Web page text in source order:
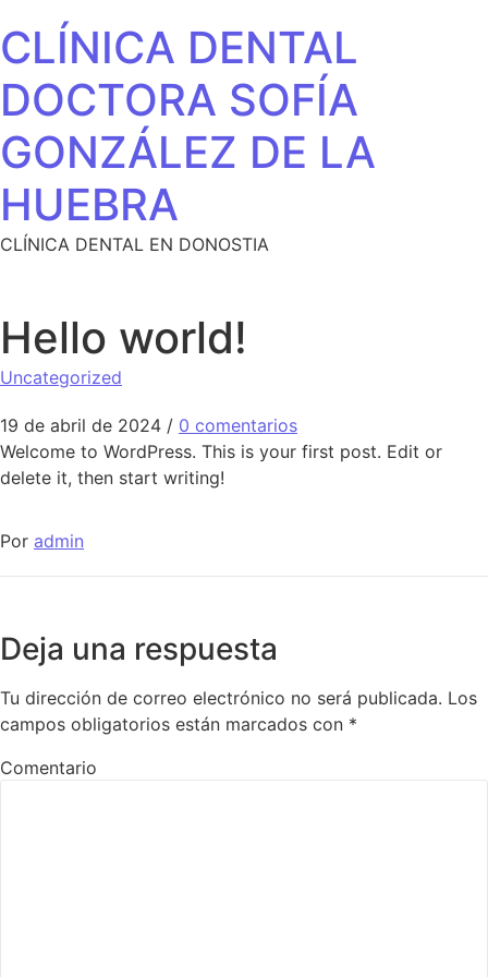
CLÍNICA DENTAL
DOCTORA SOFÍA
GONZÁLEZ DE LA
HUEBRA
CLÍNICA DENTAL EN DONOSTIA
Hello world!
Uncategorized
19 de abril de 2024 / 0 comentarios
Welcome to WordPress. This is your first post. Edit or
delete it, then start writing!
Por admin
Deja una respuesta
Tu dirección de correo electrónico no será publicada. Los
campos obligatorios están marcados con *
Comentario